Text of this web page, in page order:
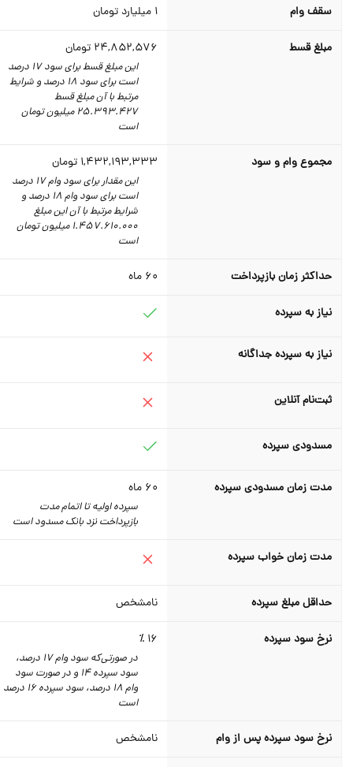
سقف وام میلیارد تومان
مبلغ قسط 24,852,576تومان
این مبلغ قسط برای سود 17 درصد
است برای سود 18 درصد و شرایط
مرتبط با آن مبلغ قسط
25.393.427 میلیون تومان
است
مجموع وام و سود 1,432,193,333تومان
این مقدار برای سود وام 17 درصد
است برای سود وام 18 درصد و
شرایط مرتبط با آن این مبلغ
1.457.610.000 میلیون تومان
است
حداکثر زمان بازپرداخت ماه
نیاز به سپرده
نیاز به سپرده جداگانه
ثبت‌نام آنلاین
مسدودی سپرده
مدت زمان مسدودی سپرده ماه
سپرده اولیه تا اتمام مدت
بازپرداخت نزد بانک مسدود است
مدت زمان خواب سپرده
حداقل مبلغ سپرده نامشخص
نرخ سود سپرده
در صورتی‌که سود وام 17 درصد،‌
سود سپرده 14 و در صورت سود
وام 18 درصد،‌ سود سپرده 16 درصد
است
نرخ سود سپرده پس از وام نامشخص